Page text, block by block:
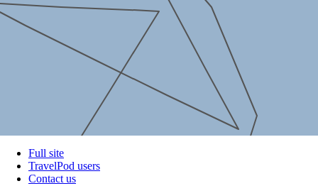
Full site
TravelPod users
Contact us